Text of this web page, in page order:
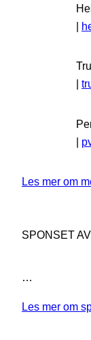
|
|
|
Les mer om
SPONSET AV
…
Les mer om